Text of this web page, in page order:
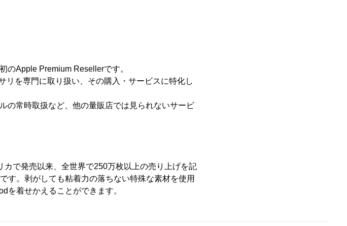
のApple Premium Resellerです。
を専門に取り扱い、その購入・サービスに特化し
の常時取扱など、他の量販店では見られないサービ
カで発売以来、全世界で250万枚以上の売り上げを記
す。剥がしても粘着力の落ちない特殊な素材を使用
を着せかえることができます。